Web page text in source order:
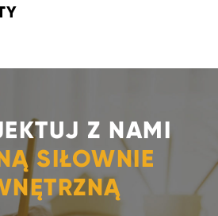
Z NAMI
SIŁOWNIE